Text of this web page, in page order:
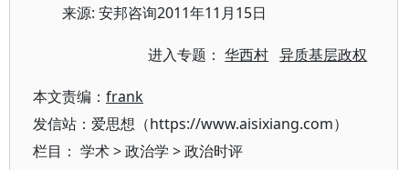
来源: 安邦咨询2011年11月15日
进入专题：华西村 异质基层政权
本文责编： frank
发信站：爱思想（https://www.aisixiang.com）
栏目： 学术>政治学 >政治时评